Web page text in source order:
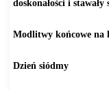
doskonałości i stawały
Modlitwy końcowe na
Dzień siódmy